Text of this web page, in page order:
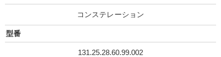
コンステレーション
型番
131.25.28.60.99.00 2